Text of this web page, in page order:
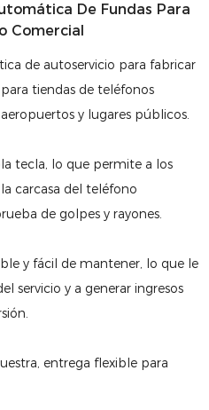
De Fundas Para
Comercial
de autoservicio para fabricar
tiendas de teléfonos
y lugares públicos.
tecla, lo que permite a los
carcasa del teléfono
de golpes y rayones.
y fácil de mantener, lo que le
servicio y a generar ingresos
entrega flexible para